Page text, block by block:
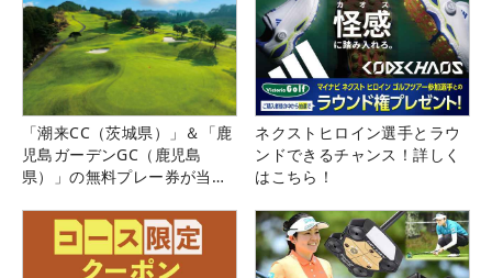
「潮来CC（茨城県）」＆「鹿
児島ガーデンGC（鹿児島
県）」の無料プレー券が当た
ネクストヒロイン選手とラウ
ンドできるチャンス！詳しく
はこちら！